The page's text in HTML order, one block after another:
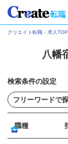
クリエイト転職・求人TOP
八幡
検索条件の設定
職種